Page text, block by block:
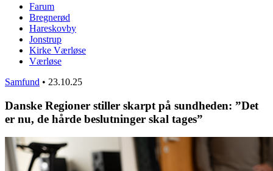
Farum
Bregnerød
Hareskovby
Jonstrup
Kirke Værløse
Værløse
Samfund • 23.10.25
Danske Regioner stiller skarpt på sundheden: ”Det
er nu, de hårde beslutninger skal tages”